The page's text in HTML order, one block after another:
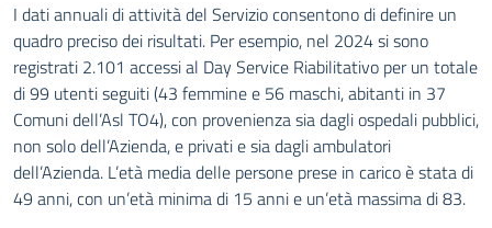
I dati annuali di attività del Servizio consentono di definire un
quadro preciso dei risultati. Per esempio, nel 2024 si sono
registrati 2.101 accessi al Day Service Riabilitativo per un totale
di 99 utenti seguiti (43 femmine e 56 maschi, abitanti in 37
Comuni dell’Asl TO4), con provenienza sia dagli ospedali pubblici,
non solo dell’Azienda, e privati e sia dagli ambulatori
dell’Azienda. L’età media delle persone prese in carico è stata di
49 anni, con un’età minima di 15 anni e un’età massima di 83.